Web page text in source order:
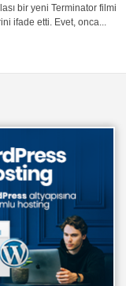
bir yeni Terminator filmi
ifade etti. Evet, onca...